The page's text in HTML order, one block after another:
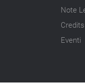
14.07.26 - 11:00
appuntamenti
Note
Credits
Eventi